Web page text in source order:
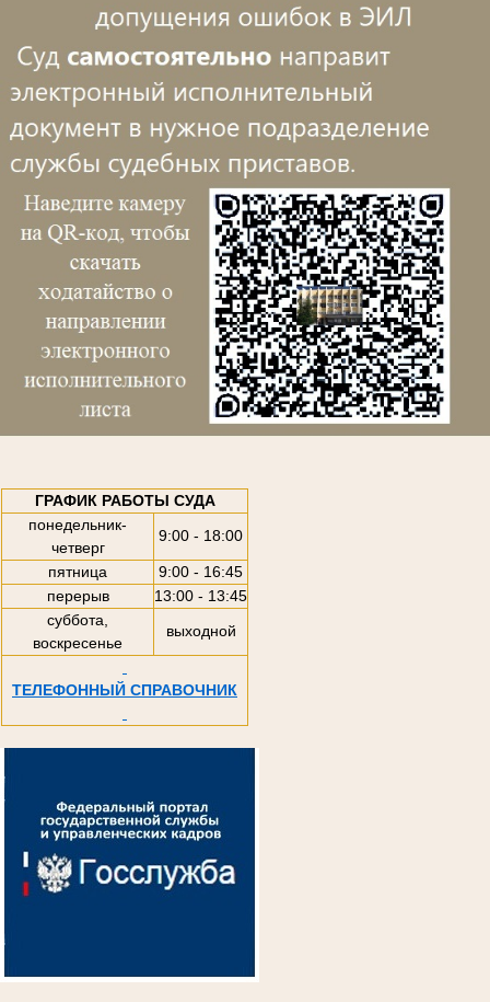
ГРАФИК РАБОТЫ СУДА
понедельник-
четверг
9:00 - 18:00
пятница
9:00 - 16:45
перерыв
13:00 - 13:45
суббота,
воскресенье
выходной
ТЕЛЕФОННЫЙ СПРАВОЧНИК